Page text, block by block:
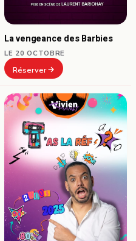
La vengeance des Barbies
LE 20 OCTOBRE
Réserver